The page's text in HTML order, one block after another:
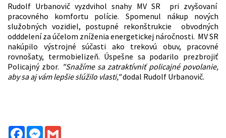
Rudolf Urbanovič vyzdvihol snahy MV SR pri zvyšovaní
pracovného komfortu polície. Spomenul nákup nových
služobných vozidiel, postupné rekonštrukcie obvodných
odddelení za účelom zníženia energetickej náročnosti. MV SR
nakúpilo výstrojné súčasti ako trekovú obuv, pracovné
rovnošaty, termobielizeň. Úspešne sa podarilo prezbrojiť
Policajný zbor. "Snažíme sa zatraktívniť policajné povolanie,
aby sa aj vám lepšie slúžilo vlasti,"dodal Rudolf Urbanovič.
FacebookMessenger